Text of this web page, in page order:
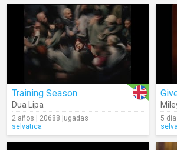
Training Season
Dua Lipa
2 años | 20688 jugadas
selvatica
5